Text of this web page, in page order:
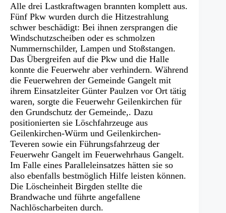
Alle drei Lastkraftwagen brannten komplett aus.
Fünf Pkw wurden durch die Hitzestrahlung
schwer beschädigt: Bei ihnen zersprangen die
Windschutzscheiben oder es schmolzen
Nummernschilder, Lampen und Stoßstangen.
Das Übergreifen auf die Pkw und die Halle
konnte die Feuerwehr aber verhindern. Während
die Feuerwehren der Gemeinde Gangelt mit
ihrem Einsatzleiter Günter Paulzen vor Ort tätig
waren, sorgte die Feuerwehr Geilenkirchen für
den Grundschutz der Gemeinde,. Dazu
positionierten sie Löschfahrzeuge aus
Geilenkirchen-Würm und Geilenkirchen-
Teveren sowie ein Führungsfahrzeug der
Feuerwehr Gangelt im Feuerwehrhaus Gangelt.
Im Falle eines Paralleleinsatzes hätten sie so
also ebenfalls bestmöglich Hilfe leisten können.
Die Löscheinheit Birgden stellte die
Brandwache und führte angefallene
Nachlöscharbeiten durch.